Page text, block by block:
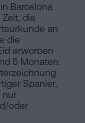
Barcelona
die
an
die
erworben
5 Monaten.
Spanier,
nur
oder